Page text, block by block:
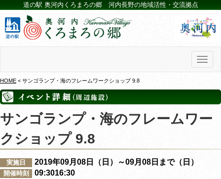
道の駅 奥河内くろまろの郷 河内長野の地域活性・交流拠点
HOME < サンゴランプ・海のフレームワークショップ 9.8
サンゴランプ・海のフレームワー
クショップ 9.8
実施日 2019年09月08日（日）～09月08日まで（日）
開催時刻 09:3016:30